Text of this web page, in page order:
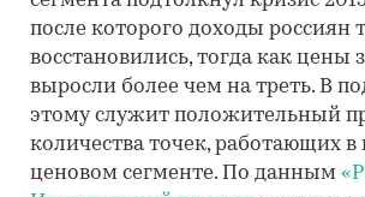
после которого доходы россиян
восстановились, тогда как цены
выросли более чем на треть. В
этому служит положительный
количества точек, работающих
ценовом сегменте. По данным